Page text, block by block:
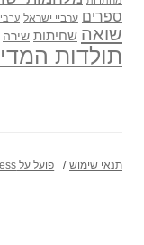
ספרים ערביי ישראל
שואה שחיתות שירה
תולדות
תנאי שימוש פועל על WordPress